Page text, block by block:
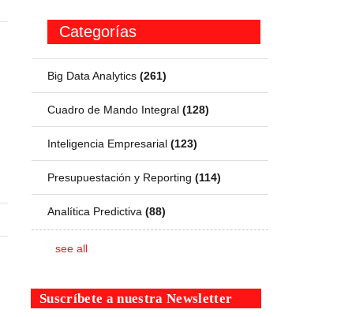
Categorías
Big Data Analytics (261)
Cuadro de Mando Integral (128)
Inteligencia Empresarial (123)
Presupuestación y Reporting (114)
Analítica Predictiva (88)
see all
Suscríbete a nuestra Newsletter